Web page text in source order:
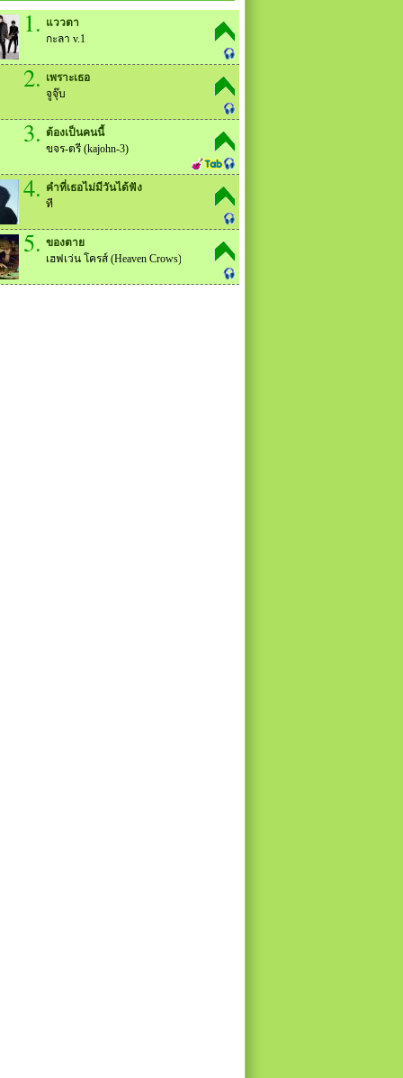
1. แววตา
กะลา v.1
2. เพราะเธอ
จูจุ๊บ
3. ต้องเป็นคนนี้
ขจร-ตรี (kajohn-3)
4. คำที่เธอไม่มีวันได้ฟัง
ที
5. ของตาย
เฮฟเว่น โครส์ (Heaven Crows)